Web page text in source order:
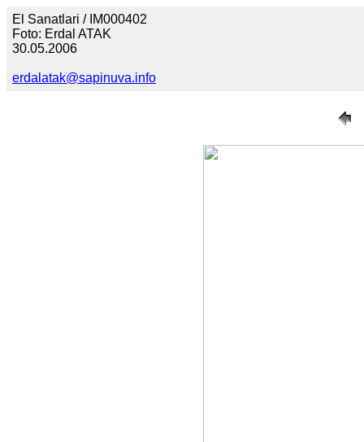
El Sanatlari / IM000402
Foto: Erdal ATAK
30.05.2006
erdalatak@sapinuva.info